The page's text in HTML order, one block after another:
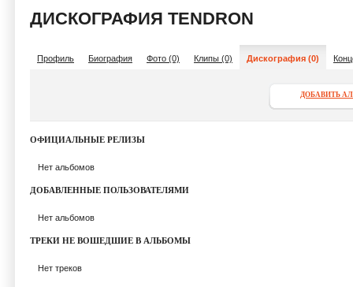
ДИСКОГРАФИЯ TENDRON
Профиль Биография Фото (0) Клипы (0) Дискография (0)
ДОБАВИТЬ
ОФИЦИАЛЬНЫЕ РЕЛИЗЫ
Нет альбомов
ДОБАВЛЕННЫЕ ПОЛЬЗОВАТЕЛЯМИ
Нет альбомов
ТРЕКИ НЕ ВОШЕДШИЕ В АЛЬБОМЫ
Нет треков